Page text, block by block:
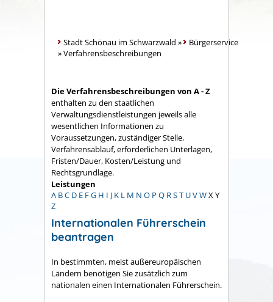
Stadt Schönau im Schwarzwald »
Bürgerservice
»Verfahrensbeschreibungen
Die Verfahrensbeschreibungen von A - Z
enthalten zu den staatlichen
Verwaltungsdienstleistungen jeweils alle
wesentlichen Informationen zu
Voraussetzungen, zuständiger Stelle,
Verfahrensablauf, erforderlichen Unterlagen,
Fristen/Dauer, Kosten/Leistung und
Rechtsgrundlage.
Leistungen
A BC D E FG H I J K L M N O P Q RST UVWX Y
Z
Internationalen Führerschein
beantragen
In bestimmten, meist außereuropäischen
Ländern benötigen Sie zusätzlich zum
nationalen einen Internationalen Führerschein.